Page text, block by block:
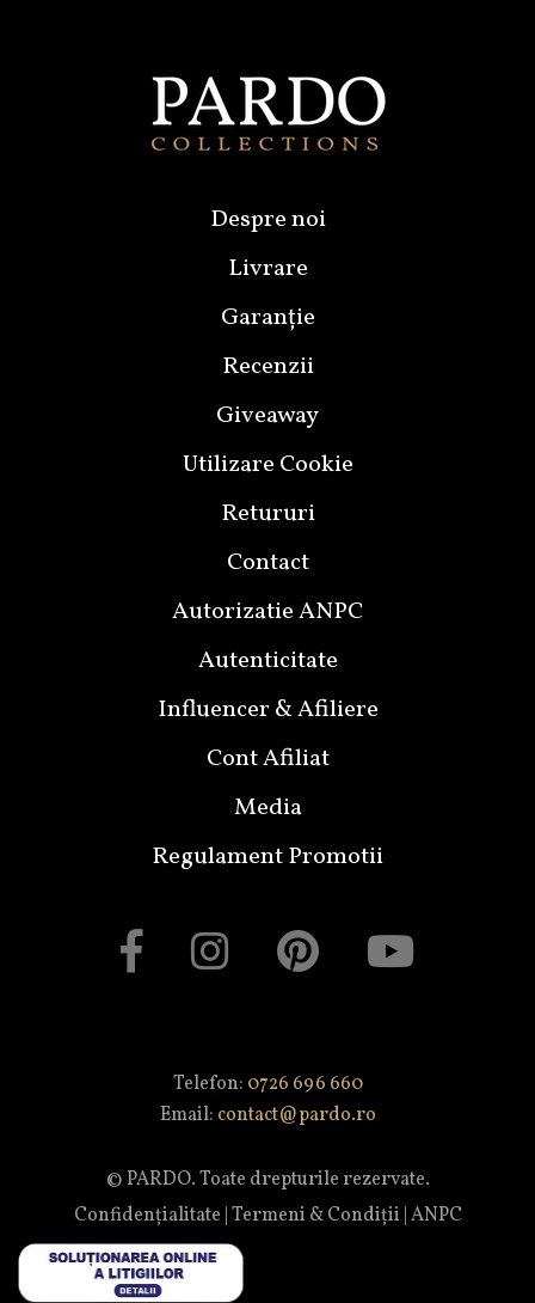
Despre noi
Livrare
Garanție
Recenzii
Giveaway
Utilizare Cookie
Retururi
Contact
Autorizatie ANPC
Autenticitate
Influencer & Afiliere
Cont Afiliat
Media
Regulament Promotii
Telefon: 0726 696 660
Email: contact@pardo.ro
© PARDO. Toate drepturile rezervate.
Confidențialitate |Termeni & Condiții |ANPC